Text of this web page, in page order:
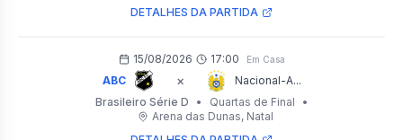
DETALHES DA PARTIDA
15/08/2026 17:00 Em Casa
ABC ×
Nacional-A...
Brasileiro Série D
• Quartas de Final
•
Arena das Dunas, Natal